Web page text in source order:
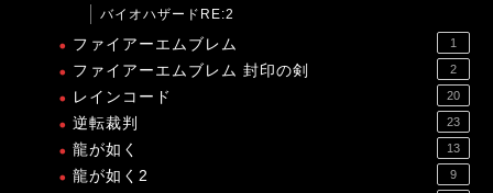
バイオハザードRE:2
ファイアーエムブレム 1
ファイアーエムブレム 封印の剣 2
レインコード 20
逆転裁判 23
龍が如く 13
龍が如く2 9